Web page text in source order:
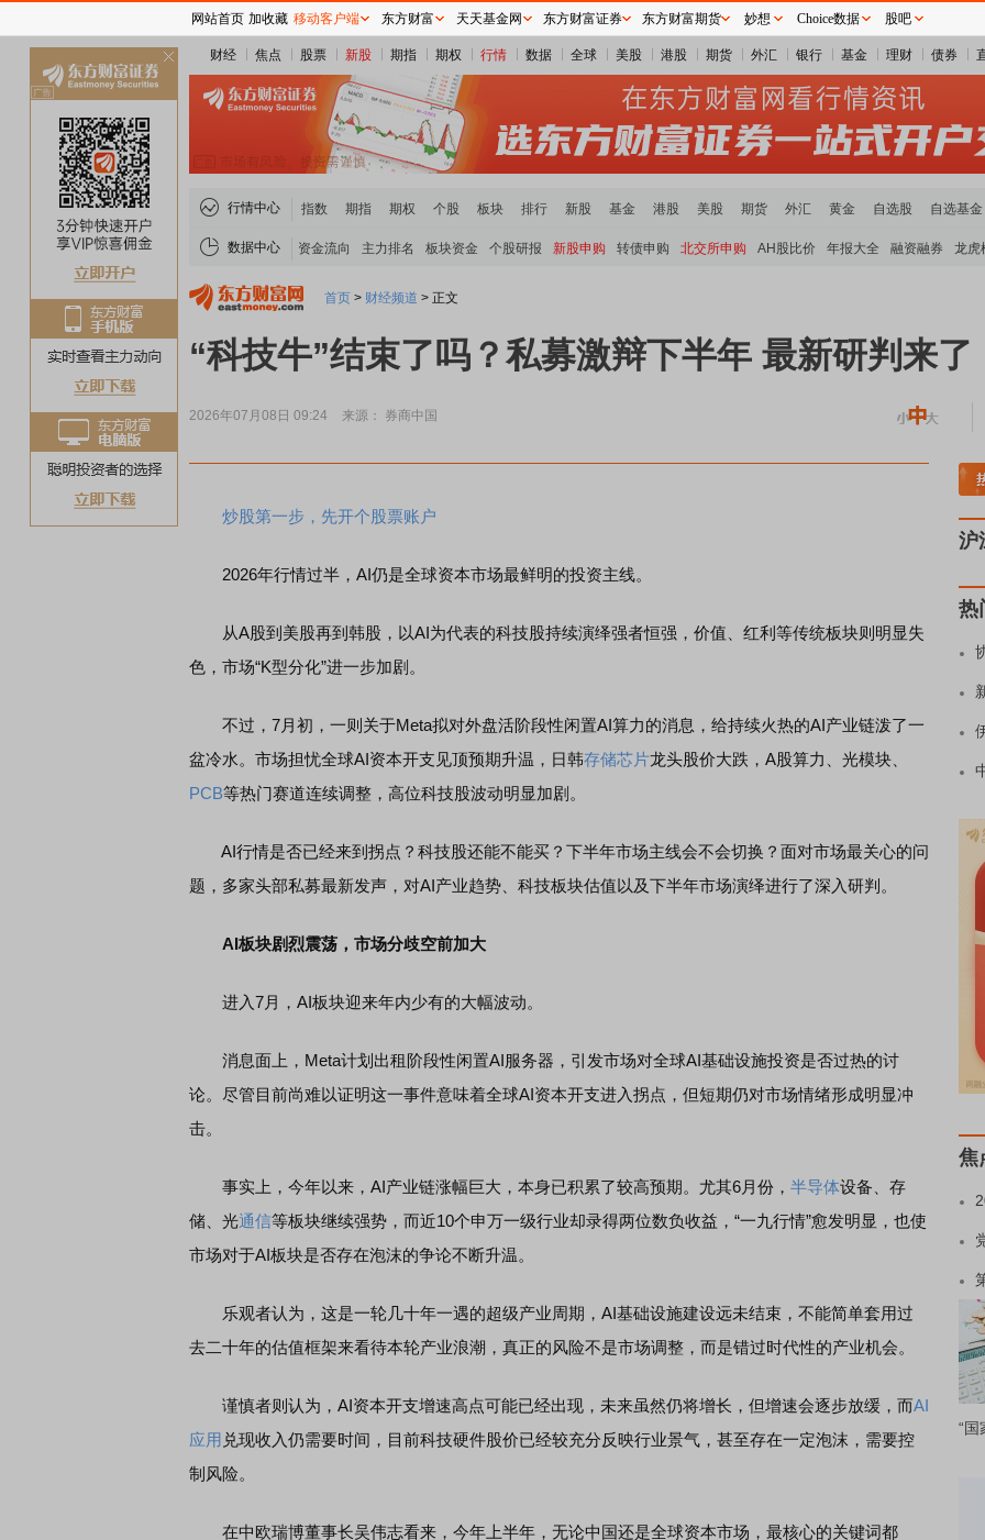
财经 焦点 股票 新股 期指 期权 行情 数据 全球 美股 港股 期货 外汇 银行 基金 理财 债券
行情中心 指数 期指 期权 个股 板块 排行 新股 基金 港股 美股 期货 外汇 黄金 自选股 自选基金
数据中心 资金流向 主力排名 板块资金 个股研报 新股申购 转债申购 北交所申购 AH股比价 年报大全 融资融券 龙虎
首页 > 财经频道 > 正文
“科技牛”结束了吗？私募激辩下半年 最新研判来了
2026年07月08日 09:24 来源： 券商中国
炒股第一步，先开个股票账户
2026年行情过半，AI仍是全球资本市场最鲜明的投资主线。
从A股到美股再到韩股，以AI为代表的科技股持续演绎强者恒强，价值、红利等传统板块则明显失
色，市场“K型分化”进一步加剧。
不过，7月初，一则关于Meta拟对外盘活阶段性闲置AI算力的消息，给持续火热的AI产业链泼了一
盆冷水。市场担忧全球AI资本开支见顶预期升温，日韩存储芯片龙头股价大跌，A股算力、光模块、
PCB等热门赛道连续调整，高位科技股波动明显加剧。
AI行情是否已经来到拐点？科技股还能不能买？下半年市场主线会不会切换？面对市场最关心的问
题，多家头部私募最新发声，对AI产业趋势、科技板块估值以及下半年市场演绎进行了深入研判。
AI板块剧烈震荡，市场分歧空前加大
进入7月，AI板块迎来年内少有的大幅波动。
消息面上，Meta计划出租阶段性闲置AI服务器，引发市场对全球AI基础设施投资是否过热的讨
论。尽管目前尚难以证明这一事件意味着全球AI资本开支进入拐点，但短期仍对市场情绪形成明显冲
击。
事实上，今年以来，AI产业链涨幅巨大，本身已积累了较高预期。尤其6月份， 半导体设备、存
储、光通信等板块继续强势，而近10个申万一级行业却录得两位数负收益，“一九行情”愈发明显，也使
市场对于AI板块是否存在泡沫的争论不断升温。
乐观者认为，这是一轮几十年一遇的超级产业周期，AI基础设施建设远未结束，不能简单套用过
去二十年的估值框架来看待本轮产业浪潮，真正的风险不是市场调整，而是错过时代性的产业机会。
谨慎者则认为，AI资本开支增速高点可能已经出现，未来虽然仍将增长，但增速会逐步放缓，而AI
应用 兑现收入仍需要时间，目前科技硬件股价已经较充分反映行业景气，甚至存在一定泡沫，需要控
制风险。
在中欧瑞博董事长吴伟志看来，今年上半年，无论中国还是全球资本市场，最核心的关键词都
沪
热
焦
“国
网站首页 加收藏 移动客户端 东方财富 天天基金网 东方财富证券 东方财富期货 妙想 Choice数据 股吧
关